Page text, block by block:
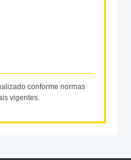
conforme normas
vigentes.